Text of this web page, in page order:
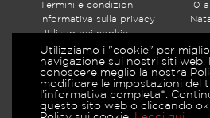
Termini e condizioni
Informativa sulla privacy
Utilizzo dei cookie
Partecipa alle discussioni
Iscriviti
10
Utilizziamo i "cookie" per
navigazione sui nostri siti web.
conoscere meglio la nostra
modificare le impostazioni del
l’informativa completa*.
questo sito web o cliccando